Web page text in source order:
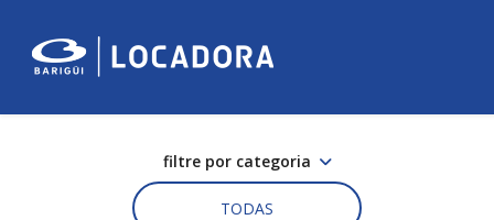
filtre por categoria
TODAS